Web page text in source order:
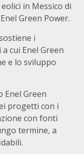
in Messico di
Green Power.
i
cui Enel Green
e lo sviluppo
Enel Green
progetti con i
con fonti
termine, a